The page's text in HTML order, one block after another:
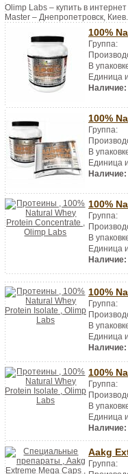
Olimp Labs – купить в
Master – Днепропетровск, Киев.
100%
Группа:
В
Единица
Наличие:
100%
Группа:
В
Единица
Наличие:
100%
Группа:
В
Единица
Наличие:
100%
Группа:
В
Единица
Наличие:
100%
Группа:
В
Единица
Наличие:
Aakg
Группа: